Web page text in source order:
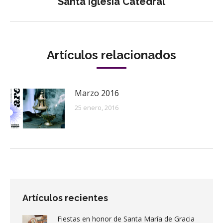
Artículos relacionados
Marzo 2016
25 enero, 2016
Artículos recientes
Fiestas en honor de Santa María de Gracia